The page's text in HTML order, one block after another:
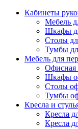
Кабинеты
Мебель
Шкафы
Столы
Тумбы
Мебель для
Офисная
Шкафы
Столы
Тумбы
Кресла и
Кресла
Кресла